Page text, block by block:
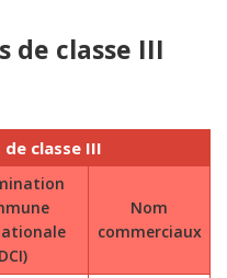
de classe III
classe III
Nom
commerciaux